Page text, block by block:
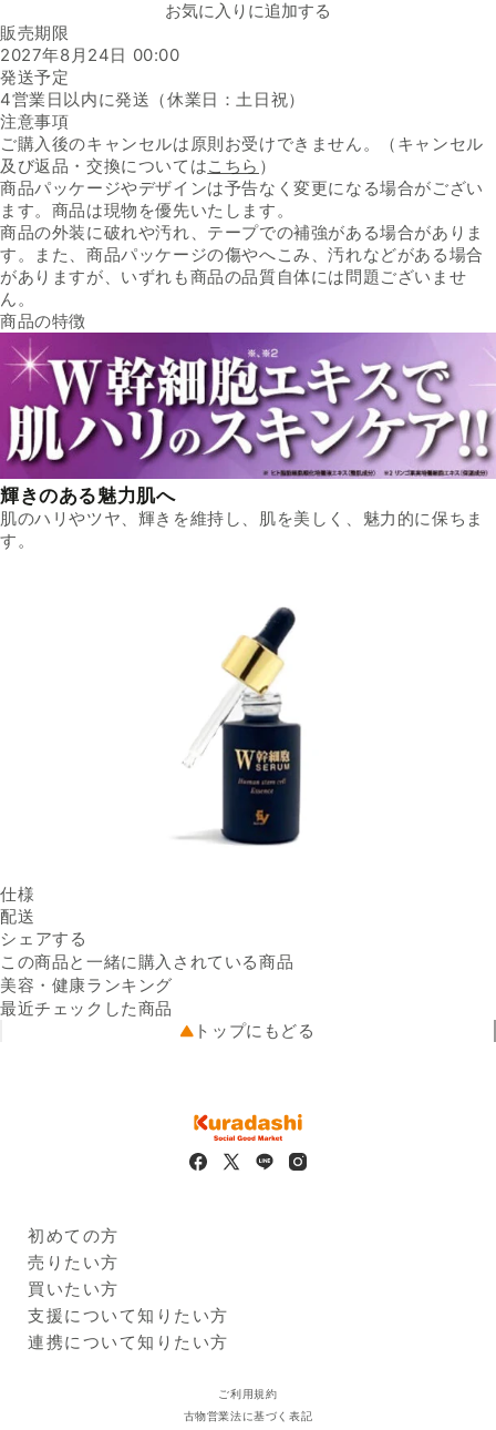
お気に入りに追加する
販売期限
2027年8月24日 00:00
発送予定
4営業日以内に発送（休業日：土日祝）
注意事項
ご購入後のキャンセルは原則お受けできません。（キャンセル
及び返品・交換についてはこちら ）
商品パッケージやデザインは予告なく変更になる場合がござい
ます。商品は現物を優先いたします。
商品の外装に破れや汚れ、テープでの補強がある場合がありま
す。また、商品パッケージの傷やへこみ、汚れなどがある場合
がありますが、いずれも商品の品質自体には問題ございませ
ん。
商品の特徴
輝きのある魅力肌へ
肌のハリやツヤ、輝きを維持し、肌を美しく、魅力的に保ちま
す。
仕様
内容量
全成分
メチルグルセス-10、アラント
ルヒアルロン酸Na、加水分解
シクロデキストリン、スクワ
ラン、加水分解コラーゲン、
ダイズ種子エキス、タチバナ
ル、カプリリルグリコール、
トロポロン、ビフィズス菌発
配送
送料
可能性があります。
出荷元
配送業者
全国
シェアする
この商品と一緒に購入されている商品
美容・健康ランキング
最近チェックした商品
トップにもどる
初めての方
Kuradashiとは
ご利用ガイド
売りたい方
クラダシに出品する
出品企業
買いたい方
商品一覧
ログイン・新規登録
支援について知りたい方
支援レポート
連携について知りたい方
ご利用規約
古物営業法に基づく表記